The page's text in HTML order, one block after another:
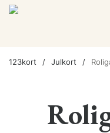
123kort Julkort